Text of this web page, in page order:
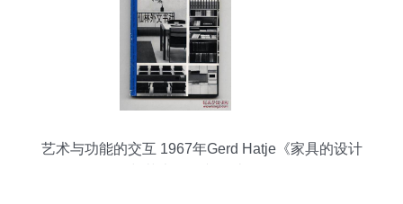
艺术与功能的交互 1967年Gerd Hatje《家具的设计